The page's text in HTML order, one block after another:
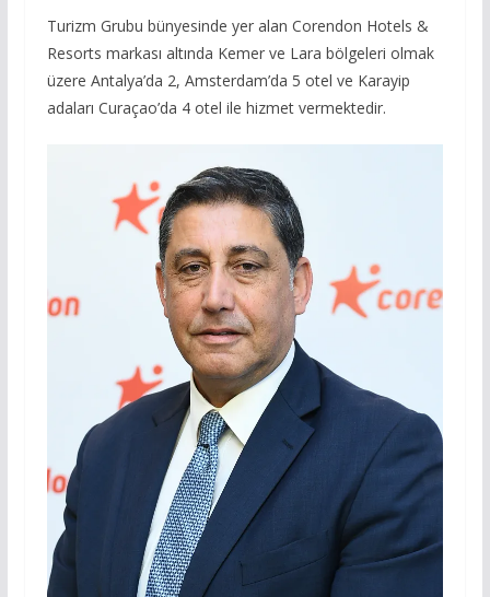
Turizm Grubu bünyesinde yer alan Corendon Hotels &
Resorts markası altında Kemer ve Lara bölgeleri olmak
üzere Antalya’da 2, Amsterdam’da 5 otel ve Karayip
adaları Curaçao’da 4 otel ile hizmet vermektedir.